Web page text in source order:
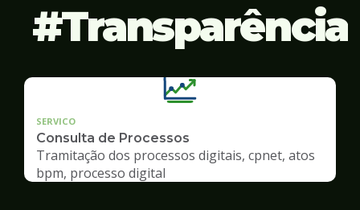
Transparência
SERVICO
Consulta de Processos
Tramitação dos processos digitais, cpnet, atos
bpm, processo digital